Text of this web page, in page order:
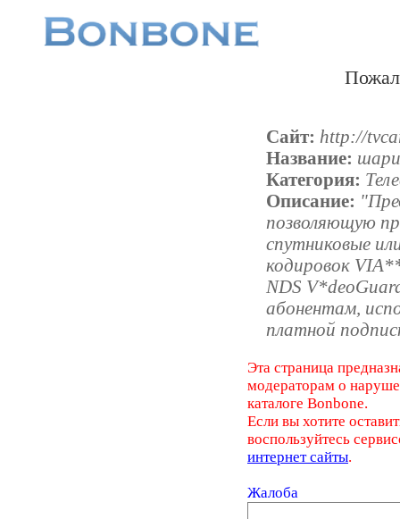
Сайт: http://
Название:
Категория:
Описание:
позволяющую
спутниковые
кодировок
NDS
абонентам,
платной
Эта страница
модераторам о
каталоге Bonbone.
Если вы хотите
воспользуйтесь
интернет сайты.
Жалоба